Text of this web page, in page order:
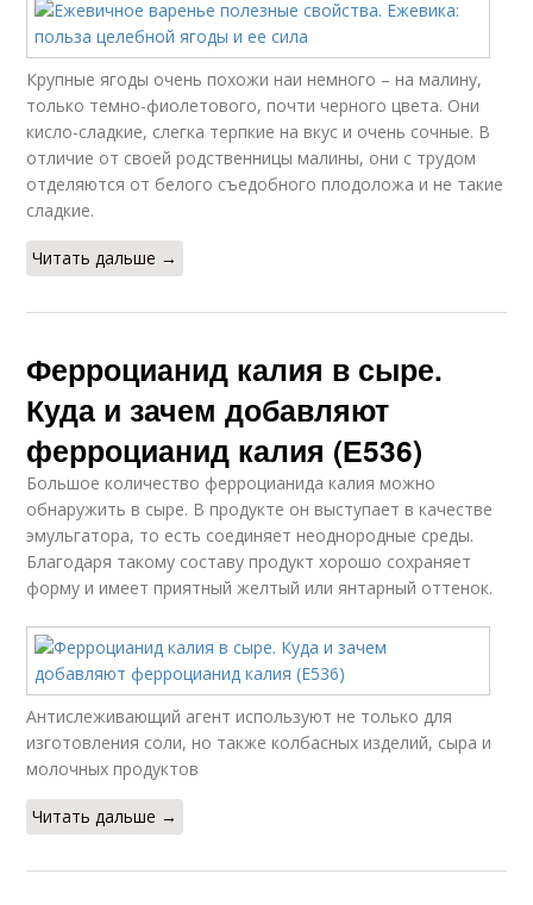
Крупные ягоды очень похожи наи немного – на малину,
только темно-фиолетового, почти черного цвета. Они
кисло-сладкие, слегка терпкие на вкус и очень сочные. В
отличие от своей родственницы малины, они с трудом
отделяются от белого съедобного плодоложа и не такие
сладкие.
Читать дальше →
Ферроцианид калия в сыре.
Куда и зачем добавляют
ферроцианид калия (Е536)
Большое количество ферроцианида калия можно
обнаружить в сыре. В продукте он выступает в качестве
эмульгатора, то есть соединяет неоднородные среды.
Благодаря такому составу продукт хорошо сохраняет
форму и имеет приятный желтый или янтарный оттенок.
Антислеживающий агент используют не только для
изготовления соли, но также колбасных изделий, сыра и
молочных продуктов
Читать дальше →